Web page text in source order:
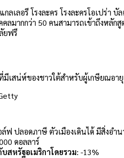
ลเลอรี โรงละคร โรงละครโอเปร่า
ลมากกว่า 50 คนสามารถเข้าถึงหลัก
ยฟรี
ที่มีเสน่ห์ของชาวใต้สำหรับผู้เกษียณ
ฟ ปลอดภาษี ตัวเมืองเดินได้ มีสิ่งอำ
ดอลลาร์
สหรัฐอเมริกาโดยรวม: -13%